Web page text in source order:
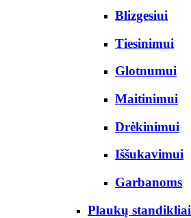
Blizgesiui
Tiesinimui
Glotnumui
Maitinimui
Drėkinimui
Iššukavimui
Garbanoms
Plaukų standikliai